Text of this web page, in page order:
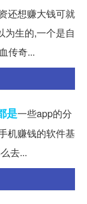
还想赚大钱可就
为生的,一个是自
传奇...
是一些app的分
机赚钱的软件基
去...